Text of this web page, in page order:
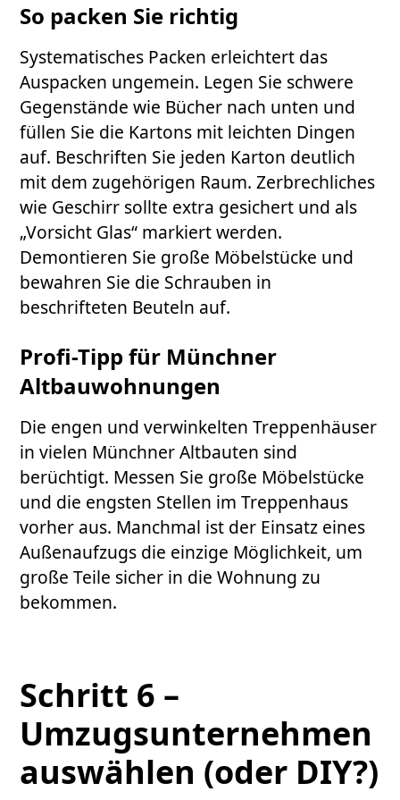
So packen Sie richtig
Systematisches Packen erleichtert das
Auspacken ungemein. Legen Sie schwere
Gegenstände wie Bücher nach unten und
füllen Sie die Kartons mit leichten Dingen
auf. Beschriften Sie jeden Karton deutlich
mit dem zugehörigen Raum. Zerbrechliches
wie Geschirr sollte extra gesichert und als
„Vorsicht Glas“ markiert werden.
Demontieren Sie große Möbelstücke und
bewahren Sie die Schrauben in
beschrifteten Beuteln auf.
Profi-Tipp für Münchner
Altbauwohnungen
Die engen und verwinkelten Treppenhäuser
in vielen Münchner Altbauten sind
berüchtigt. Messen Sie große Möbelstücke
und die engsten Stellen im Treppenhaus
vorher aus. Manchmal ist der Einsatz eines
Außenaufzugs die einzige Möglichkeit, um
große Teile sicher in die Wohnung zu
bekommen.
Schritt 6 –
Umzugsunternehmen
auswählen (oder DIY?)